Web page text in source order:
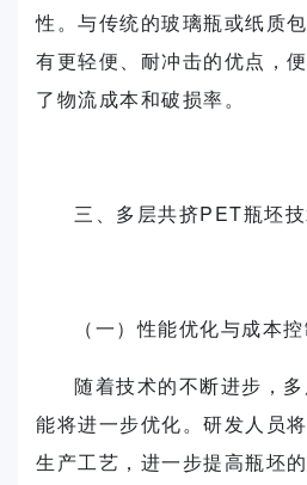
性。与传统的玻璃瓶或纸质
有更轻便、耐冲击的优点，
了物流成本和破损率。
三、多层共挤PET瓶坯
（一）性能优化与成本
随着技术的不断进步，
能将进一步优化。研发人员
生产工艺，进一步提高瓶坯